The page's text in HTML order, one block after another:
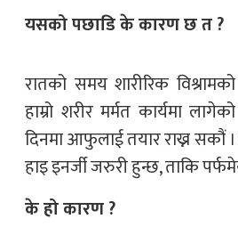
यसको पछाडि के कारण छ त ?
रातको समय शारीरिक
हाम्रो शरीर मर्मत कार्यमा
दिनमा आफुलाई तयार राख्न सकौं
हाइ इनर्जी जरुरी हुन्छ, ताकि
के हो कारण ?